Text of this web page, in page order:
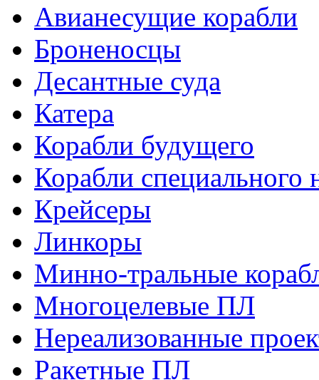
Авианесущие корабли
Броненосцы
Десантные суда
Катера
Корабли будущего
Корабли специального
Крейсеры
Линкоры
Минно-тральные
Многоцелевые ПЛ
Нереализованные
Ракетные ПЛ